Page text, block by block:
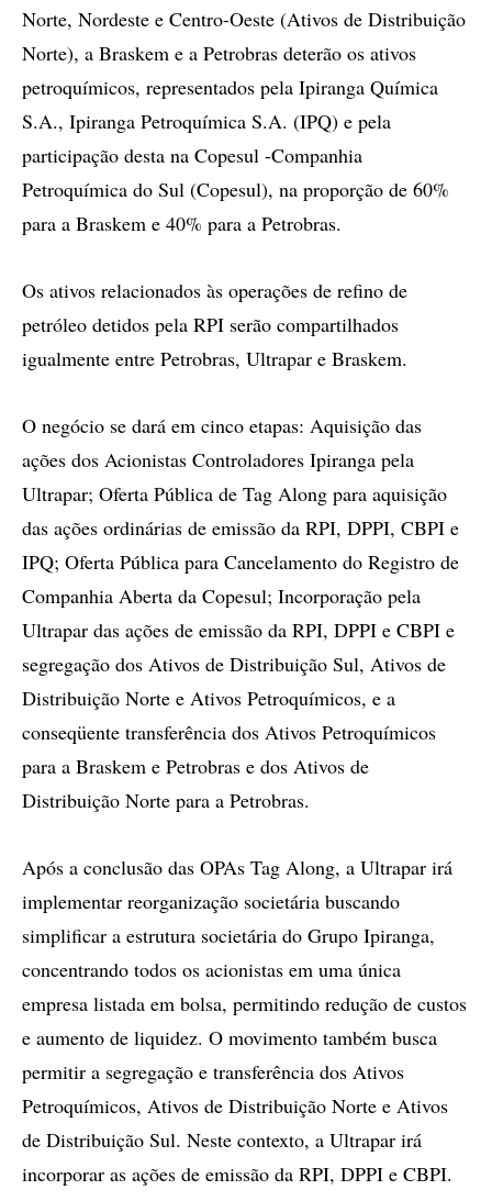
Norte, Nordeste e Centro-Oeste (Ativos de Distribuição
Norte), a Braskem e a Petrobras deterão os ativos
petroquímicos, representados pela Ipiranga Química
S.A., Ipiranga Petroquímica S.A. (IPQ) e pela
participação desta na Copesul -Companhia
Petroquímica do Sul (Copesul), na proporção de 60%
para a Braskem e 40% para a Petrobras.
Os ativos relacionados às operações de refino de
petróleo detidos pela RPI serão compartilhados
igualmente entre Petrobras, Ultrapar e Braskem.
O negócio se dará em cinco etapas: Aquisição das
ações dos Acionistas Controladores Ipiranga pela
Ultrapar; Oferta Pública de Tag Along para aquisição
das ações ordinárias de emissão da RPI, DPPI, CBPI e
IPQ; Oferta Pública para Cancelamento do Registro de
Companhia Aberta da Copesul; Incorporação pela
Ultrapar das ações de emissão da RPI, DPPI e CBPI e
segregação dos Ativos de Distribuição Sul, Ativos de
Distribuição Norte e Ativos Petroquímicos, e a
conseqüente transferência dos Ativos Petroquímicos
para a Braskem e Petrobras e dos Ativos de
Distribuição Norte para a Petrobras.
Após a conclusão das OPAs Tag Along, a Ultrapar irá
implementar reorganização societária buscando
simplificar a estrutura societária do Grupo Ipiranga,
concentrando todos os acionistas em uma única
empresa listada em bolsa, permitindo redução de custos
e aumento de liquidez. O movimento também busca
permitir a segregação e transferência dos Ativos
Petroquímicos, Ativos de Distribuição Norte e Ativos
de Distribuição Sul. Neste contexto, a Ultrapar irá
incorporar as ações de emissão da RPI, DPPI e CBPI.